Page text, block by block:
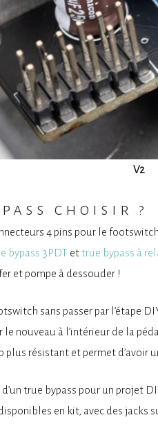
choisir ?
4 pins pour le
bypass 3PDT et true bypass à
et pompe à dessouder !
sans passer par l’étape
nouveau à l’intérieur de la
plus résistant et permet d’avoir
true bypass pour un projet
en kit, avec des jacks